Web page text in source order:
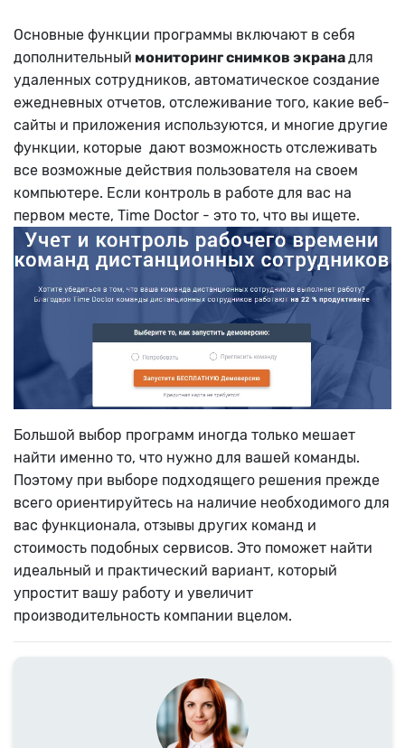
Основные функции программы включают в себя
дополнительный мониторинг снимков экранадля
удаленных сотрудников, автоматическое создание
ежедневных отчетов, отслеживание того, какие веб-
сайты и приложения используются, и многие другие
функции, которые дают возможность отслеживать
все возможные действия пользователя на своем
компьютере. Если контроль в работе для вас на
первом месте, Time Doctor - это то, что вы ищете.
Большой выбор программ иногда только мешает
найти именно то, что нужно для вашей команды.
Поэтому при выборе подходящего решения прежде
всего ориентируйтесь на наличие необходимого для
вас функционала, отзывы других команд и
стоимость подобных сервисов. Это поможет найти
идеальный и практический вариант, который
упростит вашу работу и увеличит
производительность компании вцелом.